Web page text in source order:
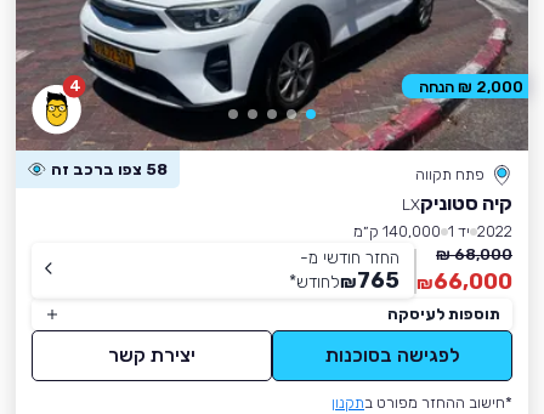
4
פתח תקווה 58 צפו ברכב זה
קיה סטוניקLX
2022 יד 1
140,000 ק״מ
68,000 ₪
66,000
₪
החזר חודשי מ-
765
₪לחודש*
תוספות לעיסקה
לפגישה בסוכנות יצירת קשר
*חישוב ההחזר מפורט בתקנון
2,000 ₪ הנחה